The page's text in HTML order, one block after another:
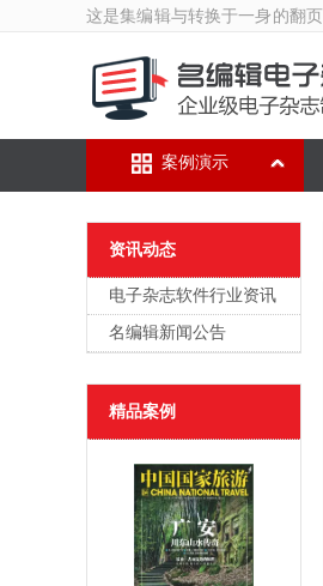
这是集编辑与转换于一身的翻页
案例演示
资讯动态
电子杂志软件行业资讯
名编辑新闻公告
精品案例